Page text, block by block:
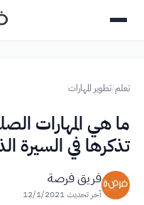
تعلم/تطوير المهارات
ما هي المهارات
تذكرها في السيرة
فريق فرصة
آخر تحديث12/1/2021